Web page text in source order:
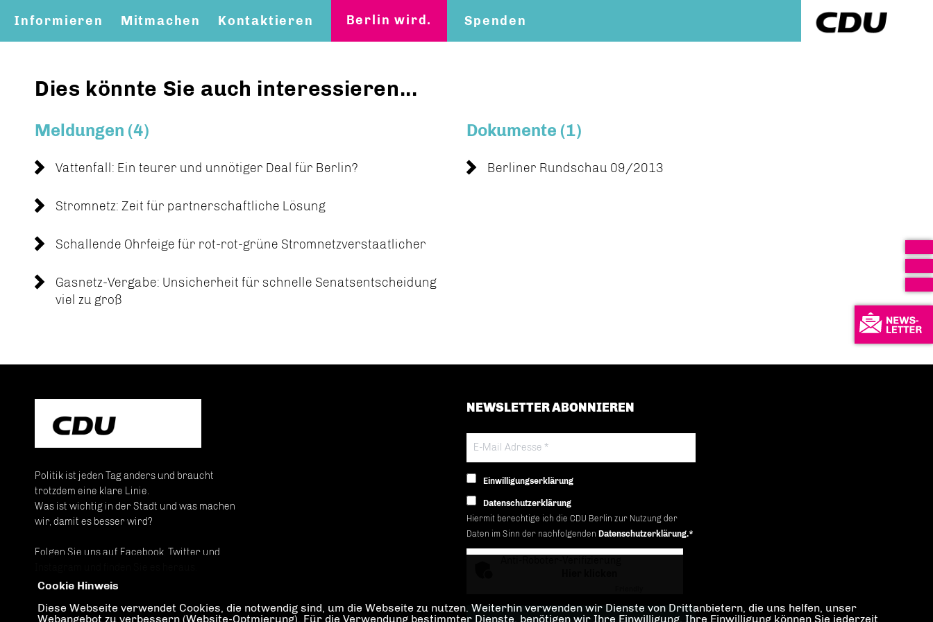
Informieren Mitmachen Kontaktieren Berlin wird. Spenden
Dies könnte Sie auch interessieren...
Meldungen (4)
Vattenfall: Ein teurer und unnötiger Deal für Berlin?
Stromnetz: Zeit für partnerschaftliche Lösung
Schallende Ohrfeige für rot-rot-grüne Stromnetzverstaatlicher
Gasnetz-Vergabe: Unsicherheit für schnelle Senatsentscheidung
viel zu groß
Dokumente (1)
Berliner Rundschau 09/2013
Politik ist jeden Tag anders und braucht
trotzdem eine klare Linie.
Was ist wichtig in der Stadt und was machen
wir, damit es besser wird?
Folgen Sie uns auf Facebook, Twitter und
NEWSLETTER ABONNIEREN
Einwilligungserklärung
Datenschutzerklärung
Hiermit berechtige ich die CDU Berlin zur Nutzung der
Daten im Sinn der nachfolgenden Datenschutzerklärung.*
Cookie Hinweis
Diese Webseite verwendet Cookies, die notwendig sind, um die Webseite zu nutzen. Weiterhin verwenden wir Dienste von Drittanbietern, die uns helfen, unser
Webangebot zu verbessern (Website-Optmierung). Für die Verwendung bestimmter Dienste, benötigen wir Ihre Einwilligung. Ihre Einwilligung können Sie jederzeit